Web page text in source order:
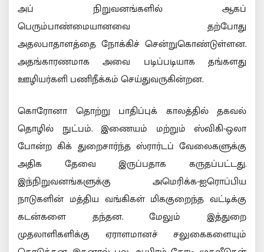
அப் நிறுவனங்களில் ஆகப்
பெரும்பாண்மையானவை தற்போது
அதலபாதாளத்தை நோக்கிச் சென்றுகொண்டுள்ளன.
அதங்காரணமாக அவை படிப்படியாக தங்களது
ஊழியர்களி பணிநீக்கம் செய்துவருகின்றன.
கொரோனா தொற்று பாதிப்புக் காலத்தில் தகவல்
தொழில் நுட்பம். இணையம் மற்றும் ஸ்விகி-ஒலா
போன்ற கிக் துறைசார்ந்த ஸ்ரார்டப் வேலைகளுக்கு
அதிக தேவை இருப்பதாக கருதப்பட்டது.
இந்நிறுவனங்களுக்கு அமெரிக்க-ஐரொப்பிய
நாடுகளின் மத்திய வங்கிகள் மிககுறைந்த வட்டிக்கு
கடன்களை தந்தன. மேலும் இத்துறை
முதலாளிகளிக்கு ஏராளமானச் சலுகைகளையும்